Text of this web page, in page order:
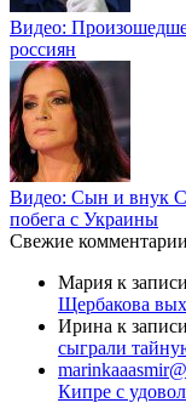
Видео:
россиян
Видео: Сын и внук
побега с Украины
Свежие комментарии
Мария к записи
Щербакова
Ирина к записи
сыграли
Кипре с